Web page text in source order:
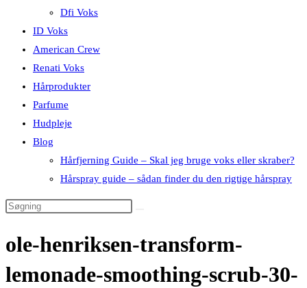
Dfi Voks
ID Voks
American Crew
Renati Voks
Hårprodukter
Parfume
Hudpleje
Blog
Hårfjerning Guide – Skal jeg bruge voks eller skraber?
Hårspray guide – sådan finder du den rigtige hårspray
ole-henriksen-transform-
lemonade-smoothing-scrub-30-